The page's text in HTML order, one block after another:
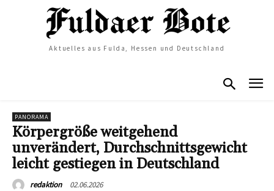
Aktuelles aus Fulda, Hessen und Deutschland
PANORAMA
Körpergröße weitgehend
unverändert, Durchschnittsgewicht
leicht gestiegen in Deutschland
redaktion 02.06.2026